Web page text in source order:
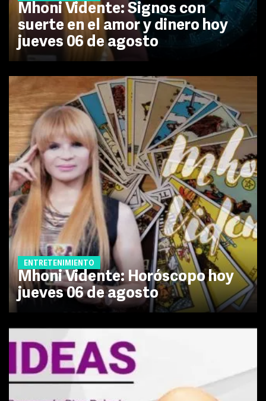
Mhoni Vidente: Signos con
suerte en el amor y dinero hoy
jueves 06 de agosto
ENTRETENIMIENTO
Mhoni Vidente: Horóscopo hoy
jueves 06 de agosto